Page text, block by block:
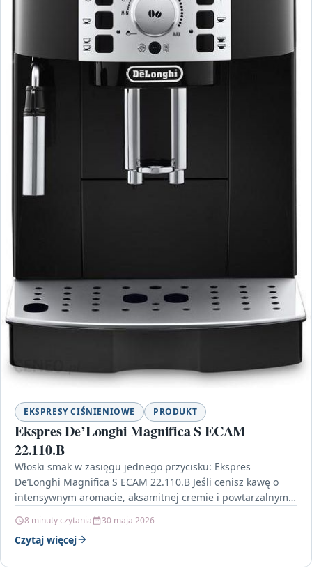
EKSPRESY CIŚNIENIOWE PRODUKT
Ekspres De’Longhi Magnifica S ECAM
22.110.B
Włoski smak w zasięgu jednego przycisku: Ekspres
De’Longhi Magnifica S ECAM 22.110.B Jeśli cenisz kawę o
intensywnym aromacie, aksamitnej cremie i powtarzalnym
8 minuty czytania 30 maja 2026
Czytaj więcej